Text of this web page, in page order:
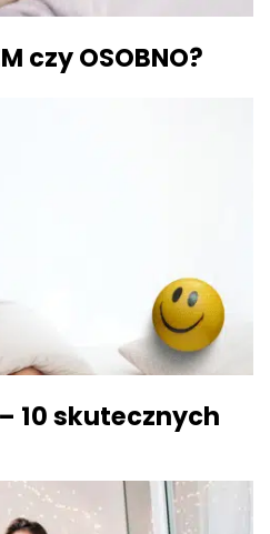
czy OSOBNO?
10 skutecznych